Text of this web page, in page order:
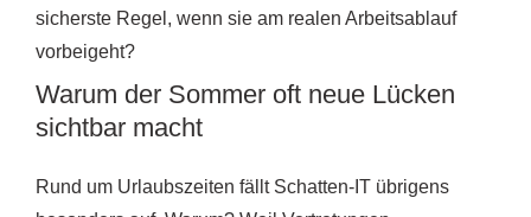
sicherste Regel, wenn sie am realen Arbeitsablauf
vorbeigeht?
Warum der Sommer oft neue Lücken
sichtbar macht
Rund um Urlaubszeiten fällt Schatten-IT übrigens